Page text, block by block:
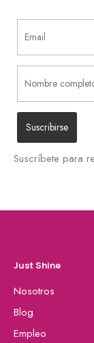
Suscríbete para
Just Shine
Nosotros
Blog
Empleo